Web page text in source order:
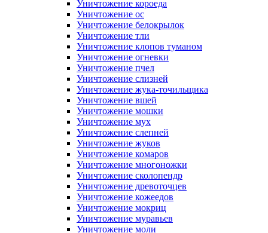
Уничтожение короеда
Уничтожение ос
Уничтожение белокрылок
Уничтожение тли
Уничтожение клопов туманом
Уничтожение огневки
Уничтожение пчел
Уничтожение слизней
Уничтожение жука-точильщика
Уничтожение вшей
Уничтожение мошки
Уничтожение мух
Уничтожение слепней
Уничтожение жуков
Уничтожение комаров
Уничтожение многоножки
Уничтожение сколопендр
Уничтожение древоточцев
Уничтожение кожеедов
Уничтожение мокриц
Уничтожение муравьев
Уничтожение моли